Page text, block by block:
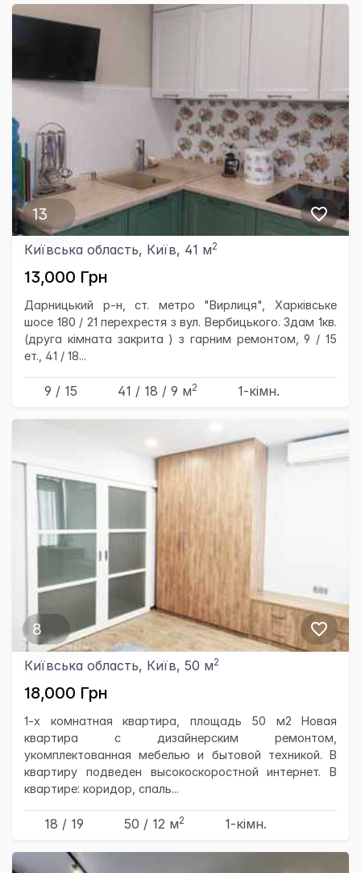
13
Київська область, Київ, 41 м2
13,000 Грн
Дарницький р-н, ст. метро "Вирлиця", Харківське
шосе 180 / 21 перехрестя з вул. Вербицького. Здам 1кв.
(друга кімната закрита ) з гарним ремонтом, 9 / 15
ет., 41 / 18...
9 / 15 41 / 18 / 9 м2 1-кімн.
8
Київська область, Київ, 50 м2
18,000 Грн
1-х комнатная квартира, площадь 50 м2 Новая
квартира с дизайнерским ремонтом,
укомплектованная мебелью и бытовой техникой. В
квартиру подведен высокоскоростной интернет. В
квартире: коридор, спаль...
18 / 19 50 / 12 м2 1-кімн.